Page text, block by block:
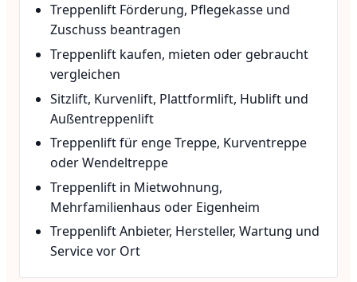
Treppenlift Förderung, Pflegekasse und
Zuschuss beantragen
Treppenlift kaufen, mieten oder gebraucht
vergleichen
Sitzlift, Kurvenlift, Plattformlift, Hublift und
Außentreppenlift
Treppenlift für enge Treppe, Kurventreppe
oder Wendeltreppe
Treppenlift in Mietwohnung,
Mehrfamilienhaus oder Eigenheim
Treppenlift Anbieter, Hersteller, Wartung und
Service vor Ort